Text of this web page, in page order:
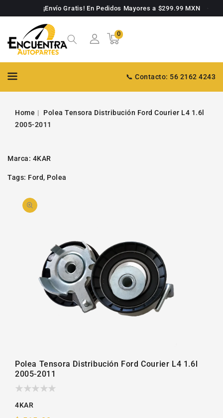
¡Envío Gratis! En Pedidos Mayores a $299.99 MXN
Carrito
00
artículos
📞 Contacto: 56 2162 4243
Home
Polea Tensora Distribución Ford Courier L4 1.6l
2005-2011
Marca: 4KAR
Tags: Ford, Polea
Polea Tensora Distribución Ford Courier L4 1.6l
2005-2011
4KAR